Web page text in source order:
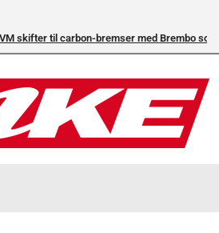
bremser med Brembo som